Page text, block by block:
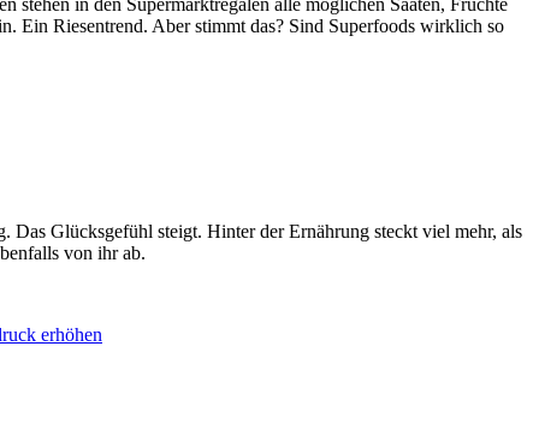
in den Supermarktregalen alle möglichen Saaten, Früchte
Ein Riesentrend. Aber stimmt das? Sind Superfoods wirklich so
Das Glücksgefühl steigt. Hinter der Ernährung steckt viel mehr, als
von ihr ab.